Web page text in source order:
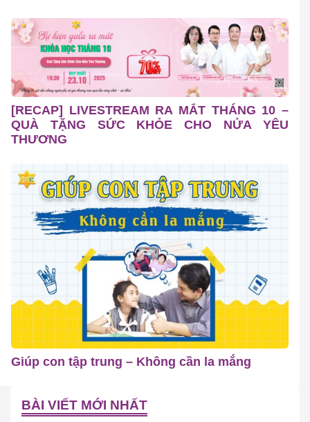
[RECAP] LIVESTREAM RA MẮT THÁNG 10 –
QUÀ TẶNG SỨC KHỎE CHO NỬA YÊU
THƯƠNG
Giúp con tập trung – Không cần la mắng
BÀI VIẾT MỚI NHẤT